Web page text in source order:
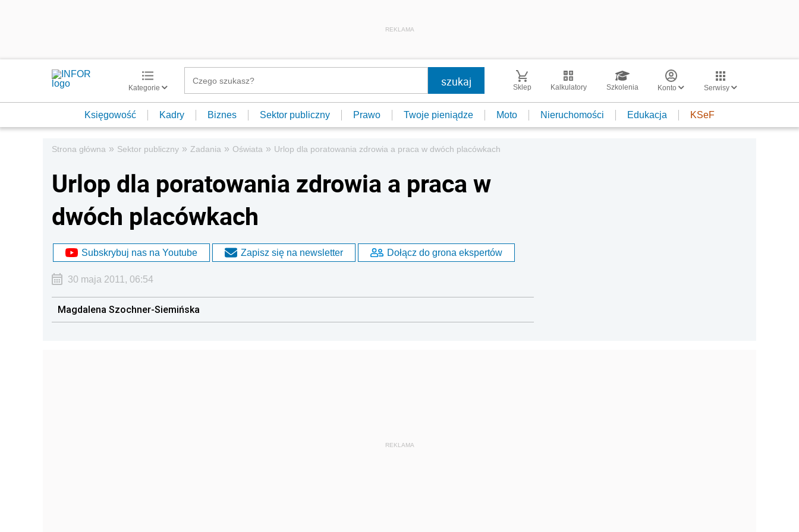
REKLAMA
Kategorie Sklep Kalkulatory Szkolenia Konto Serwisy
Księgowość Kadry Biznes Sektor publiczny Prawo Twoje pieniądze Moto Nieruchomości Edukacja KSeF
Strona główna » Sektor publiczny » Zadania » Oświata » Urlop dla poratowania zdrowia a praca w dwóch placówkach
Urlop dla poratowania zdrowia a praca w
dwóch placówkach
Subskrybuj nas na Youtube Zapisz się na newsletter Dołącz do grona ekspertów
30 maja 2011, 06:54
Magdalena Szochner-Siemińska